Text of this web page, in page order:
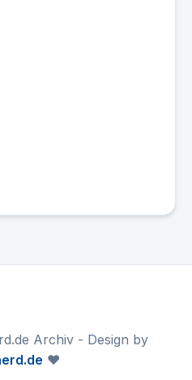
Archiv - Design by
❤️